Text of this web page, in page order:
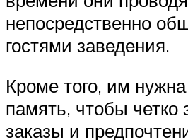
непосредственно
гостями заведения.
Кроме того, им
память, чтобы четко
заказы и